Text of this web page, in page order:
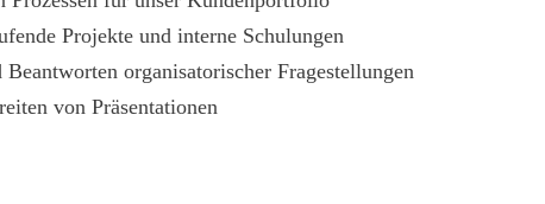
Projekte und interne Schulungen
organisatorischer Fragestellungen
von Präsentationen